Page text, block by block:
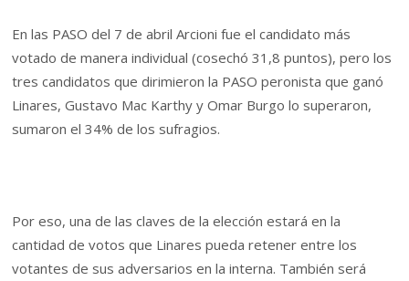
En las PASO del 7 de abril Arcioni fue el candidato más
votado de manera individual (cosechó 31,8 puntos), pero los
tres candidatos que dirimieron la PASO peronista que ganó
Linares, Gustavo Mac Karthy y Omar Burgo lo superaron,
sumaron el 34% de los sufragios.
Por eso, una de las claves de la elección estará en la
cantidad de votos que Linares pueda retener entre los
votantes de sus adversarios en la interna. También será